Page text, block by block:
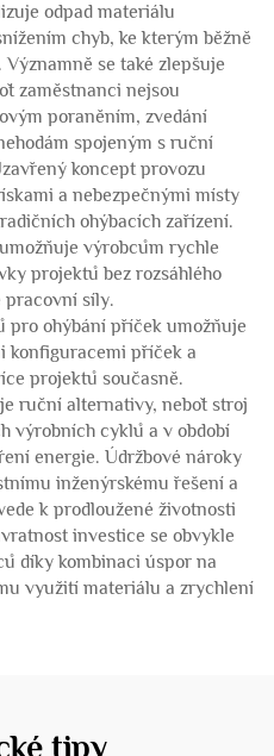
odpad materiálu
chyb, ke kterým běžně
se také zlepšuje
zaměstnanci nejsou
poraněním, zvedání
spojeným s ruční
koncept provozu
a nebezpečnými místy
ohýbacích zařízení.
výrobcům rychle
projektů bez rozsáhlého
pracovní síly.
pro ohýbání příček umožňuje
konfiguracemi příček a
projektů současně.
ruční alternativy, neboť stroj
výrobních cyklů a v období
energie. Údržbové nároky
inženýrskému řešení a
k prodloužené životnosti
investice se obvykle
díky kombinaci úspor na
využití materiálu a zrychlení
tipy